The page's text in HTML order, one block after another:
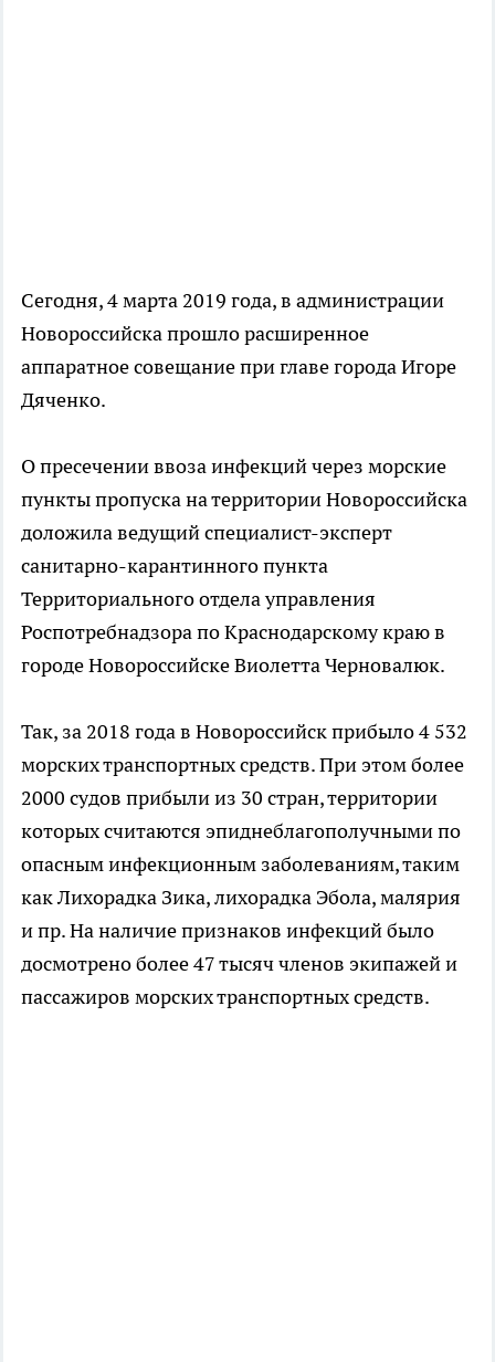
Сегодня, 4 марта 2019 года, в администрации
Новороссийска прошло расширенное
аппаратное совещание при главе города Игоре
Дяченко.
О пресечении ввоза инфекций через морские
пункты пропуска на территории Новороссийска
доложила ведущий специалист-эксперт
санитарно-карантинного пункта
Территориального отдела управления
Роспотребнадзора по Краснодарскому краю в
городе Новороссийске Виолетта Черновалюк.
Так, за 2018 года в Новороссийск прибыло 4 532
морских транспортных средств. При этом более
2000 судов прибыли из 30 стран, территории
которых считаются эпиднеблагополучными по
опасным инфекционным заболеваниям, таким
как Лихорадка Зика, лихорадка Эбола, малярия
и пр. На наличие признаков инфекций было
досмотрено более 47 тысяч членов экипажей и
пассажиров морских транспортных средств.